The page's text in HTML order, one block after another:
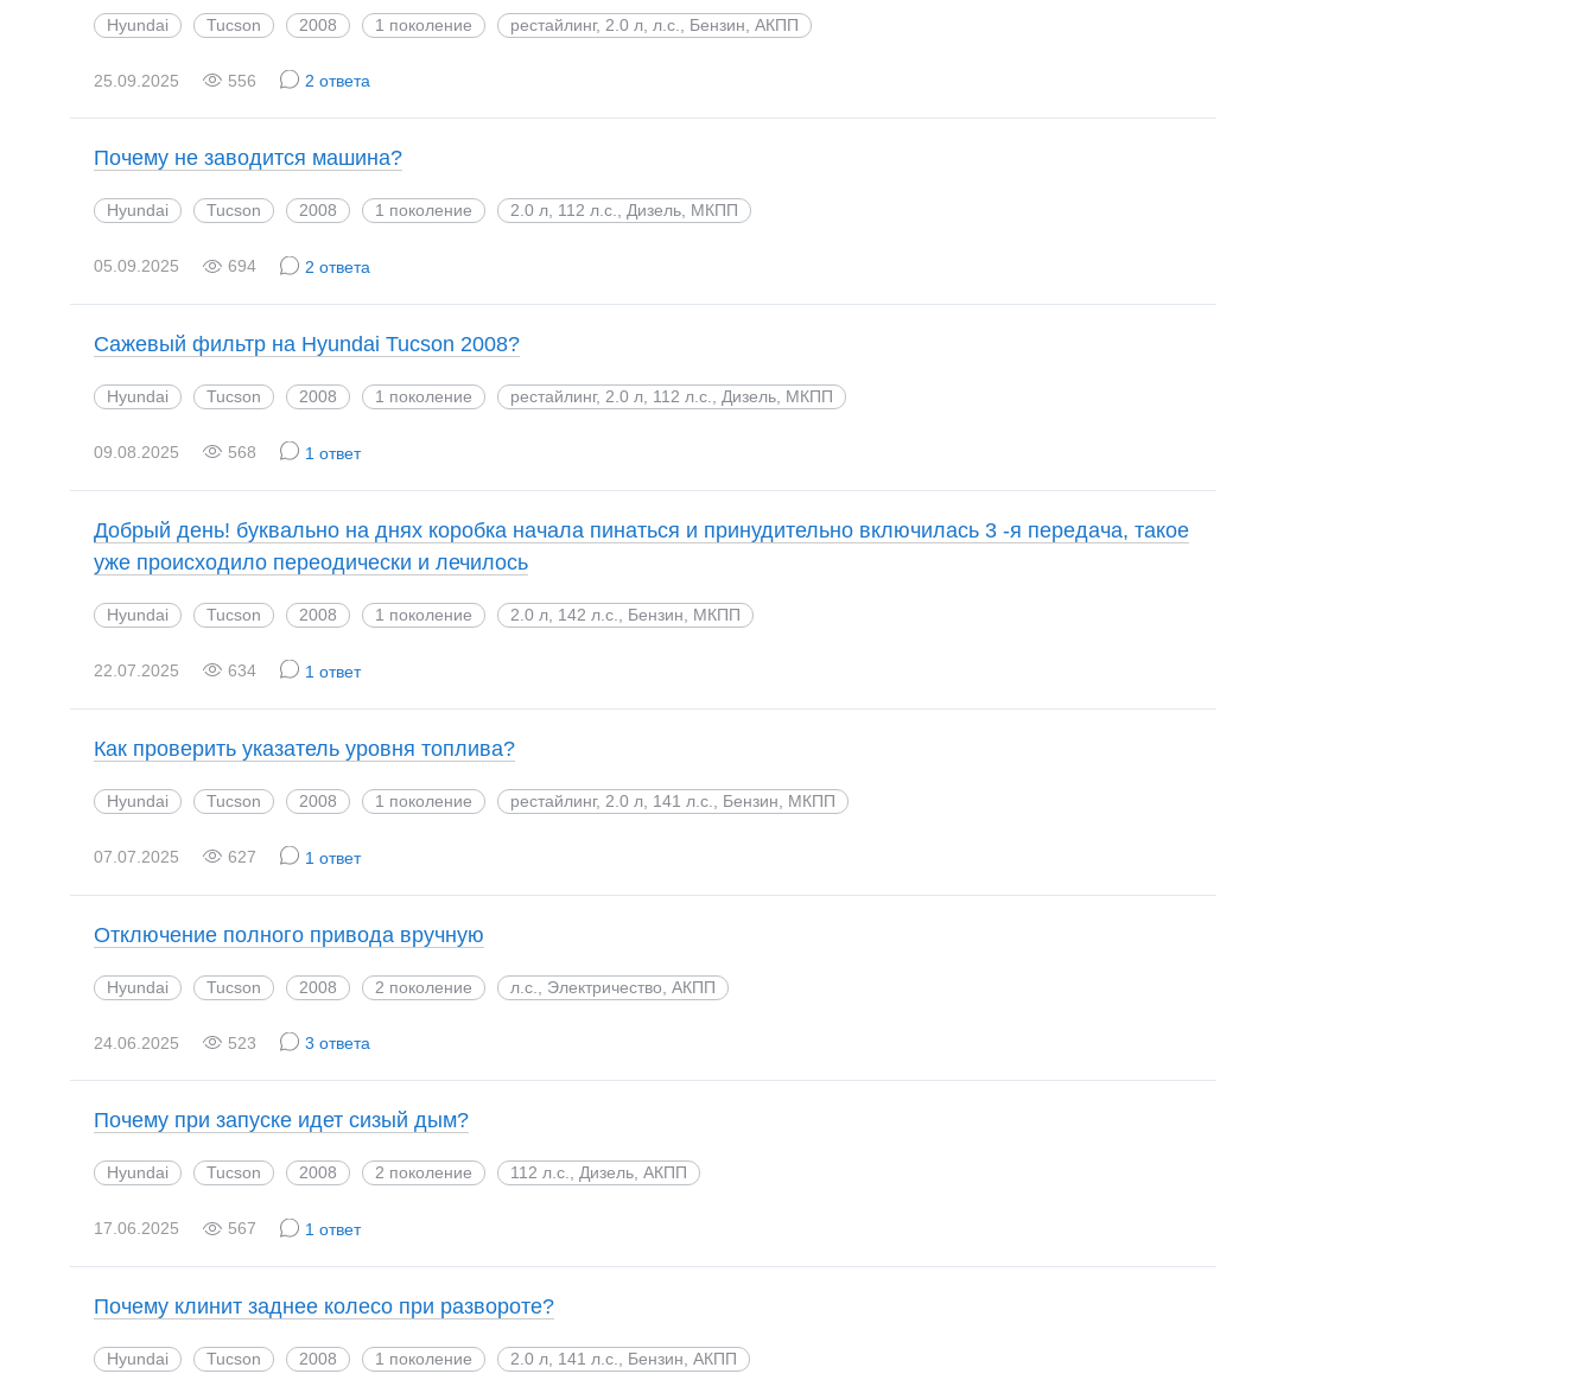
Hyundai Tucson 2008 1 поколение рестайлинг, 2.0 л, л.с., Бензин, АКПП
25.09.2025 556 2 ответа
Почему не заводится машина?
Hyundai Tucson 2008 1 поколение 2.0 л, 112 л.с., Дизель, МКПП
05.09.2025 694 2 ответа
Сажевый фильтр на Hyundai Tucson 2008?
Hyundai Tucson 2008 1 поколение рестайлинг, 2.0 л, 112 л.с., Дизель, МКПП
09.08.2025 568 1 ответ
Добрый день! буквально на днях коробка начала пинаться и принудительно включилась 3 -я передача, такое
уже происходило переодически и лечилось
Hyundai Tucson 2008 1 поколение 2.0 л, 142 л.с., Бензин, МКПП
22.07.2025 634 1 ответ
Как проверить указатель уровня топлива?
Hyundai Tucson 2008 1 поколение рестайлинг, 2.0 л, 141 л.с., Бензин, МКПП
07.07.2025 627 1 ответ
Отключение полного привода вручную
Hyundai Tucson 2008 2 поколение л.с., Электричество, АКПП
24.06.2025 523 3 ответа
Почему при запуске идет сизый дым?
Hyundai Tucson 2008 2 поколение 112 л.с., Дизель, АКПП
17.06.2025 567 1 ответ
Почему клинит заднее колесо при развороте?
Hyundai Tucson 2008 1 поколение 2.0 л, 141 л.с., Бензин, АКПП